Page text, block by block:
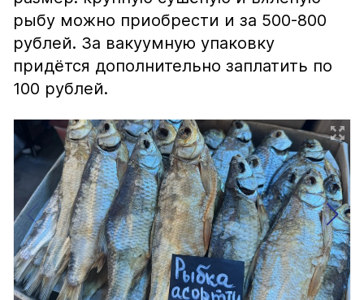
рыбу можно приобрести и за 500-800
рублей. За вакуумную упаковку
придётся дополнительно заплатить по
100 рублей.